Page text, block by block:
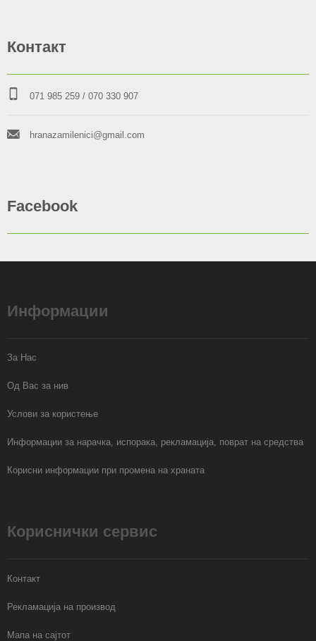
Контакт
071 985 259 / 070 330 907
hranazamilenici@gmail.com
Facebook
Информации
За Нас
Од Вас за нив
Услови за користење
Информации за нарачка, испорака, рекламација, поврат на средства
Корисни информации при промена на храната
Кориснички сервис
Контакт
Рекламација на производ
Мапа на сајтот